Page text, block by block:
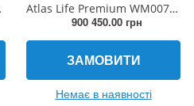
D
Atlas Life Premium WM00756-P 6 місць, 215 × 215 × 86,5cm, 391 kg
900 450.00 грн
ЗАМОВИТИ
Немає в наявності